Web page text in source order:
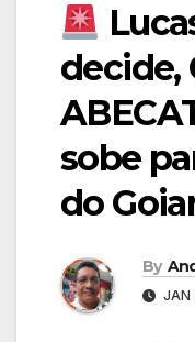
decide,
sobe
do
By
JAN